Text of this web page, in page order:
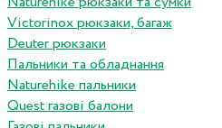
Victorinox рюкзаки, багаж
Deuter рюкзаки
Пальники та обладнання
Naturehike пальники
Quest газові балони